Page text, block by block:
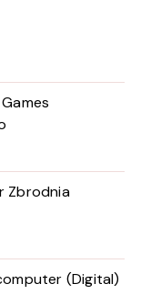
Zbrodnia
(Digital)